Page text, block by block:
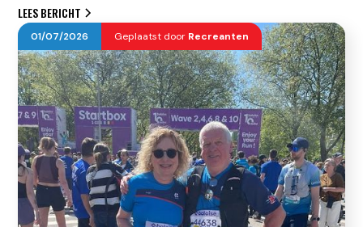
LEES BERICHT
01/07/2026 Geplaatst door Recreanten